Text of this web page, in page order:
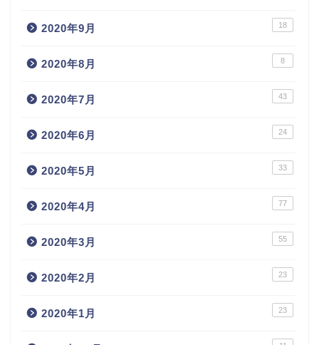
2020年9月 18
2020年8月 8
2020年7月 43
2020年6月 24
2020年5月 33
2020年4月 77
2020年3月 55
2020年2月 23
2020年1月 23